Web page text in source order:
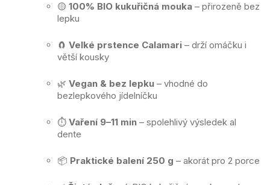
🟡 100% BIO kukuřičná mouka – přirozeně bez
lepku
🧲 Velké prstence Calamari – drží omáčku i
větší kousky
🌿 Vegan & bez lepku – vhodné do
bezlepkového jídelníčku
⏱️ Vaření 9–11 min – spolehlivý výsledek al
dente
📦 Praktické balení 250 g – akorát pro 2 porce